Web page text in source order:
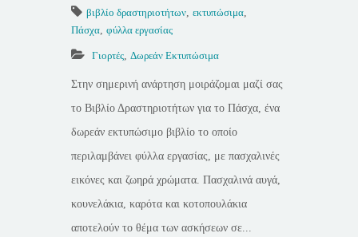
βιβλίο δραστηριοτήτων, εκτυπώσιμα,
Πάσχα, φύλλα εργασίας
Γιορτές, Δωρεάν Εκτυπώσιμα
Στην σημερινή ανάρτηση μοιράζομαι μαζί σας
το Βιβλίο Δραστηριοτήτων για το Πάσχα, ένα
δωρεάν εκτυπώσιμο βιβλίο το οποίο
περιλαμβάνει φύλλα εργασίας, με πασχαλινές
εικόνες και ζωηρά χρώματα. Πασχαλινά αυγά,
κουνελάκια, καρότα και κοτοπουλάκια
αποτελούν το θέμα των ασκήσεων σε...